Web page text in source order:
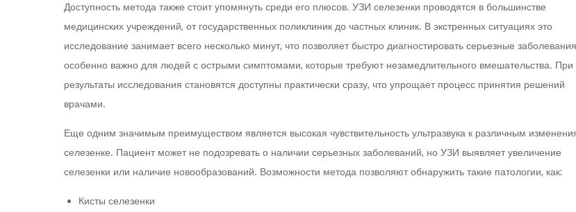
Доступность метода также стоит упомянуть среди его плюсов. УЗИ селезенки проводятся в большинстве
медицинских учреждений, от государственных поликлиник до частных клиник. В экстренных ситуациях это
исследование занимает всего несколько минут, что позволяет быстро диагностировать серьезные
особенно важно для людей с острыми симптомами, которые требуют незамедлительного вмешательства. При
результаты исследования становятся доступны практически сразу, что упрощает процесс принятия решений
врачами.
Еще одним значимым преимуществом является высокая чувствительность ультразвука к различным
селезенке. Пациент может не подозревать о наличии серьезных заболеваний, но УЗИ выявляет увеличение
селезенки или наличие новообразований. Возможности метода позволяют обнаружить такие патологии, как:
Кисты селезенки